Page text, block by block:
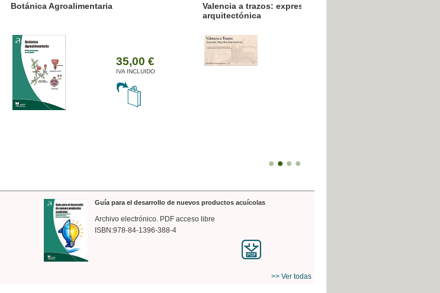
35,00 €
IVA INCLUIDO
Valencia a trazos: expresión poligráfica
Guía para el desarrollo de nuevos productos acuícolas
Archivo electrónico. PDF acceso libre
ISBN:978-84-1396-388-4
>> Ver todas